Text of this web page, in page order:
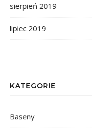
sierpień 2019
lipiec 2019
KATEGORIE
Baseny